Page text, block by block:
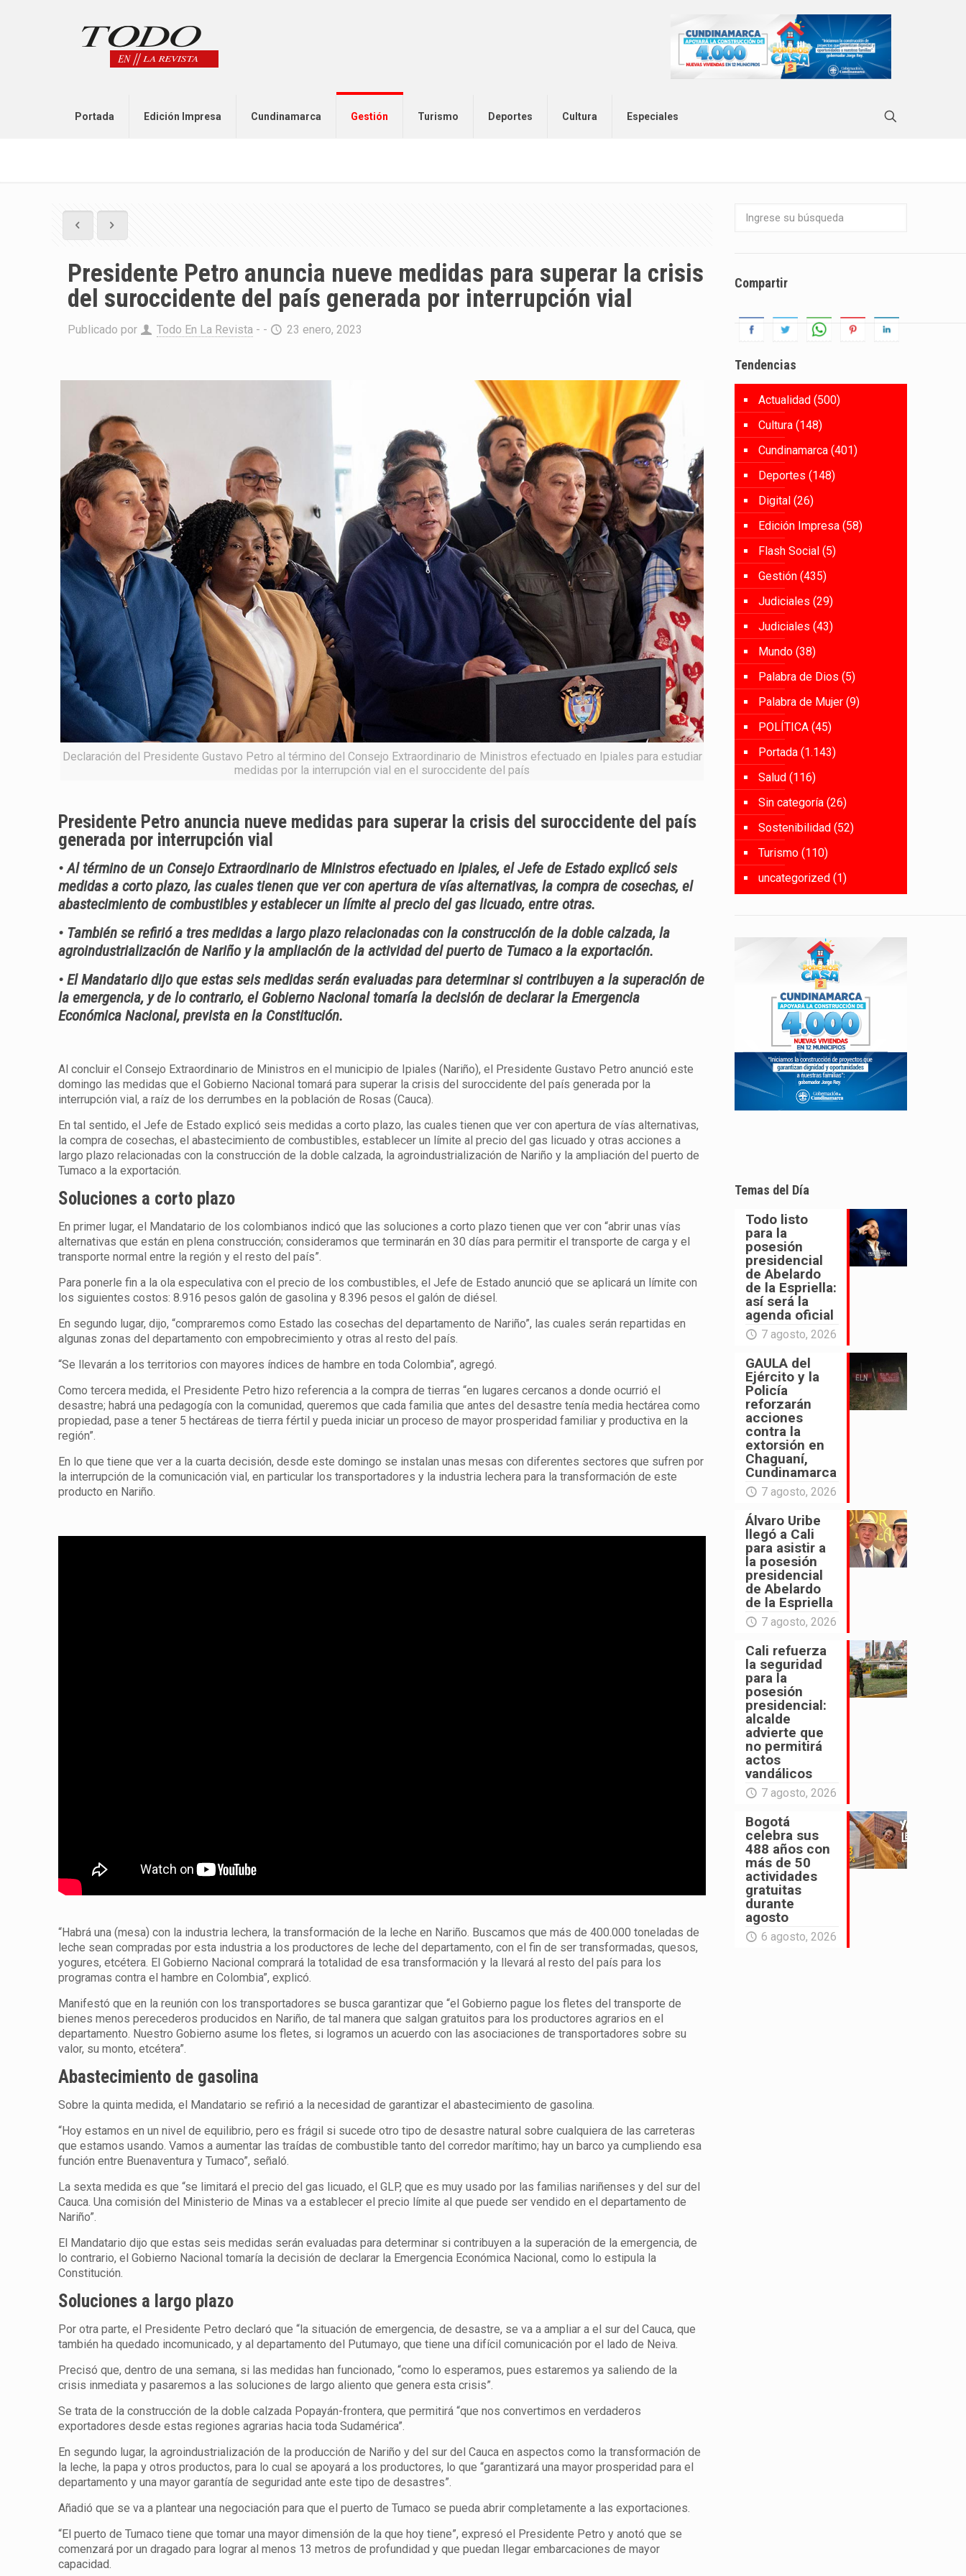
Portada Edición Impresa Cundinamarca Gestión Turismo Deportes Cultura Especiales
Presidente Petro anuncia nueve medidas para superar la crisis
del suroccidente del país generada por interrupción vial
Publicado por Todo En La Revista - - 23 enero, 2023
Declaración del Presidente Gustavo Petro al término del Consejo Extraordinario de Ministros efectuado en Ipiales para estudiar
medidas por la interrupción vial en el suroccidente del país
Presidente Petro anuncia nueve medidas para superar la crisis del suroccidente del país
generada por interrupción vial
• Al término de un Consejo Extraordinario de Ministros efectuado en Ipiales, el Jefe de Estado explicó seis
medidas a corto plazo, las cuales tienen que ver con apertura de vías alternativas, la compra de cosechas, el
abastecimiento de combustibles y establecer un límite al precio del gas licuado, entre otras.
• También se refirió a tres medidas a largo plazo relacionadas con la construcción de la doble calzada, la
agroindustrialización de Nariño y la ampliación de la actividad del puerto de Tumaco a la exportación.
• El Mandatario dijo que estas seis medidas serán evaluadas para determinar si contribuyen a la superación de
la emergencia, y de lo contrario, el Gobierno Nacional tomaría la decisión de declarar la Emergencia
Económica Nacional, prevista en la Constitución.
Al concluir el Consejo Extraordinario de Ministros en el municipio de Ipiales (Nariño), el Presidente Gustavo Petro anunció este
domingo las medidas que el Gobierno Nacional tomará para superar la crisis del suroccidente del país generada por la
interrupción vial, a raíz de los derrumbes en la población de Rosas (Cauca).
En tal sentido, el Jefe de Estado explicó seis medidas a corto plazo, las cuales tienen que ver con apertura de vías alternativas,
la compra de cosechas, el abastecimiento de combustibles, establecer un límite al precio del gas licuado y otras acciones a
largo plazo relacionadas con la construcción de la doble calzada, la agroindustrialización de Nariño y la ampliación del puerto de
Tumaco a la exportación.
Soluciones a corto plazo
En primer lugar, el Mandatario de los colombianos indicó que las soluciones a corto plazo tienen que ver con “abrir unas vías
alternativas que están en plena construcción; consideramos que terminarán en 30 días para permitir el transporte de carga y el
transporte normal entre la región y el resto del país”.
Para ponerle fin a la ola especulativa con el precio de los combustibles, el Jefe de Estado anunció que se aplicará un límite con
los siguientes costos: 8.916 pesos galón de gasolina y 8.396 pesos el galón de diésel.
En segundo lugar, dijo, “compraremos como Estado las cosechas del departamento de Nariño”, las cuales serán repartidas en
algunas zonas del departamento con empobrecimiento y otras al resto del país.
“Se llevarán a los territorios con mayores índices de hambre en toda Colombia”, agregó.
Como tercera medida, el Presidente Petro hizo referencia a la compra de tierras “en lugares cercanos a donde ocurrió el
desastre; habrá una pedagogía con la comunidad, queremos que cada familia que antes del desastre tenía media hectárea como
propiedad, pase a tener 5 hectáreas de tierra fértil y pueda iniciar un proceso de mayor prosperidad familiar y productiva en la
región”.
En lo que tiene que ver a la cuarta decisión, desde este domingo se instalan unas mesas con diferentes sectores que sufren por
la interrupción de la comunicación vial, en particular los transportadores y la industria lechera para la transformación de este
producto en Nariño.
“Habrá una (mesa) con la industria lechera, la transformación de la leche en Nariño. Buscamos que más de 400.000 toneladas de
leche sean compradas por esta industria a los productores de leche del departamento, con el fin de ser transformadas, quesos,
yogures, etcétera. El Gobierno Nacional comprará la totalidad de esa transformación y la llevará al resto del país para los
programas contra el hambre en Colombia”, explicó.
Manifestó que en la reunión con los transportadores se busca garantizar que “el Gobierno pague los fletes del transporte de
bienes menos perecederos producidos en Nariño, de tal manera que salgan gratuitos para los productores agrarios en el
departamento. Nuestro Gobierno asume los fletes, si logramos un acuerdo con las asociaciones de transportadores sobre su
valor, su monto, etcétera”.
Abastecimiento de gasolina
Sobre la quinta medida, el Mandatario se refirió a la necesidad de garantizar el abastecimiento de gasolina.
“Hoy estamos en un nivel de equilibrio, pero es frágil si sucede otro tipo de desastre natural sobre cualquiera de las carreteras
que estamos usando. Vamos a aumentar las traídas de combustible tanto del corredor marítimo; hay un barco ya cumpliendo esa
función entre Buenaventura y Tumaco”, señaló.
La sexta medida es que “se limitará el precio del gas licuado, el GLP, que es muy usado por las familias nariñenses y del sur del
Cauca. Una comisión del Ministerio de Minas va a establecer el precio límite al que puede ser vendido en el departamento de
Nariño”.
El Mandatario dijo que estas seis medidas serán evaluadas para determinar si contribuyen a la superación de la emergencia, de
lo contrario, el Gobierno Nacional tomaría la decisión de declarar la Emergencia Económica Nacional, como lo estipula la
Constitución.
Soluciones a largo plazo
Por otra parte, el Presidente Petro declaró que “la situación de emergencia, de desastre, se va a ampliar a el sur del Cauca, que
también ha quedado incomunicado, y al departamento del Putumayo, que tiene una difícil comunicación por el lado de Neiva.
Precisó que, dentro de una semana, si las medidas han funcionado, “como lo esperamos, pues estaremos ya saliendo de la
crisis inmediata y pasaremos a las soluciones de largo aliento que genera esta crisis”.
Se trata de la construcción de la doble calzada Popayán-frontera, que permitirá “que nos convertimos en verdaderos
exportadores desde estas regiones agrarias hacia toda Sudamérica”.
En segundo lugar, la agroindustrialización de la producción de Nariño y del sur del Cauca en aspectos como la transformación de
la leche, la papa y otros productos, para lo cual se apoyará a los productores, lo que “garantizará una mayor prosperidad para el
departamento y una mayor garantía de seguridad ante este tipo de desastres”.
Añadió que se va a plantear una negociación para que el puerto de Tumaco se pueda abrir completamente a las exportaciones.
“El puerto de Tumaco tiene que tomar una mayor dimensión de la que hoy tiene”, expresó el Presidente Petro y anotó que se
comenzará por un dragado para lograr al menos 13 metros de profundidad y que puedan llegar embarcaciones de mayor
capacidad.
Compartir
Tendencias
Actualidad (500)
Cultura (148)
Cundinamarca (401)
Deportes (148)
Digital (26)
Edición Impresa (58)
Flash Social (5)
Gestión (435)
Judiciales (29)
Judiciales (43)
Mundo (38)
Palabra de Dios (5)
Palabra de Mujer (9)
POLÍTICA (45)
Portada (1.143)
Salud (116)
Sin categoría (26)
Sostenibilidad (52)
Turismo (110)
uncategorized (1)
Temas del Día
Todo listo
para la
posesión
presidencial
de Abelardo
de la Espriella:
así será la
agenda oficial
7 agosto, 2026
GAULA del
Ejército y la
Policía
reforzarán
acciones
contra la
extorsión en
Chaguaní,
Cundinamarca
7 agosto, 2026
Álvaro Uribe
llegó a Cali
para asistir a
la posesión
presidencial
de Abelardo
de la Espriella
7 agosto, 2026
Cali refuerza
la seguridad
para la
posesión
presidencial:
alcalde
advierte que
no permitirá
actos
vandálicos
7 agosto, 2026
Bogotá
celebra sus
488 años con
más de 50
actividades
gratuitas
durante
agosto
6 agosto, 2026